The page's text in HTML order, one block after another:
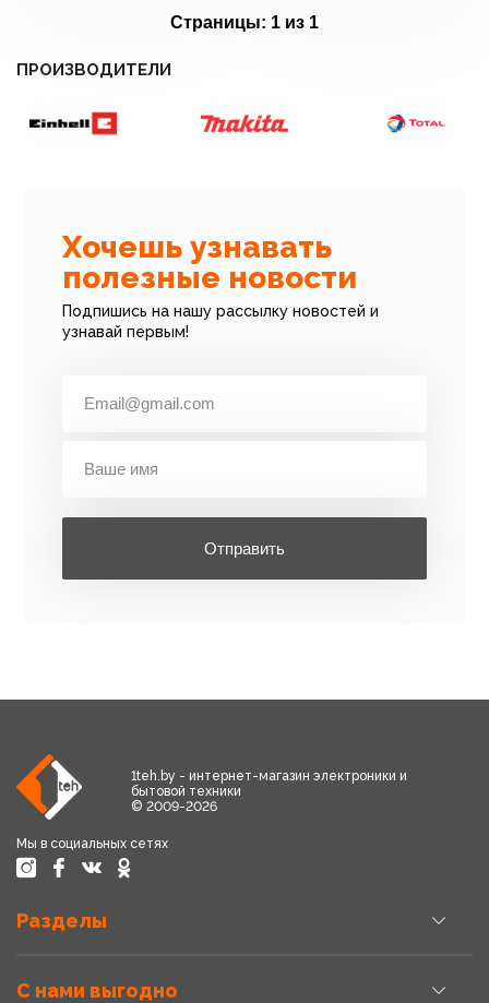
Страницы: 1 из 1
ПРОИЗВОДИТЕЛИ
Хочешь узнавать
полезные новости
Подпишись на нашу рассылку новостей и
узнавай первым!
Отправить
1teh.by - интернет-магазин электроники и
бытовой техники
© 2009-2026
Мы в социальных сетях
Разделы
С нами выгодно